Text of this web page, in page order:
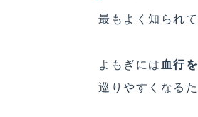
最もよく知られ
よもぎには血行
巡りやすくなるた